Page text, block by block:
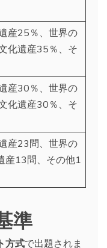
産25％、世界の
化遺産35％、そ
産30％、世界の
化遺産30％、そ
産23問、世界の
産13問、その他1
準
方式で出題されま